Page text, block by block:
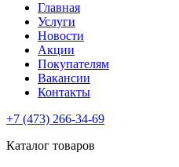
Главная
Услуги
Новости
Акции
Покупателям
Вакансии
Контакты
+7 (473) 266-34-69
Каталог товаров